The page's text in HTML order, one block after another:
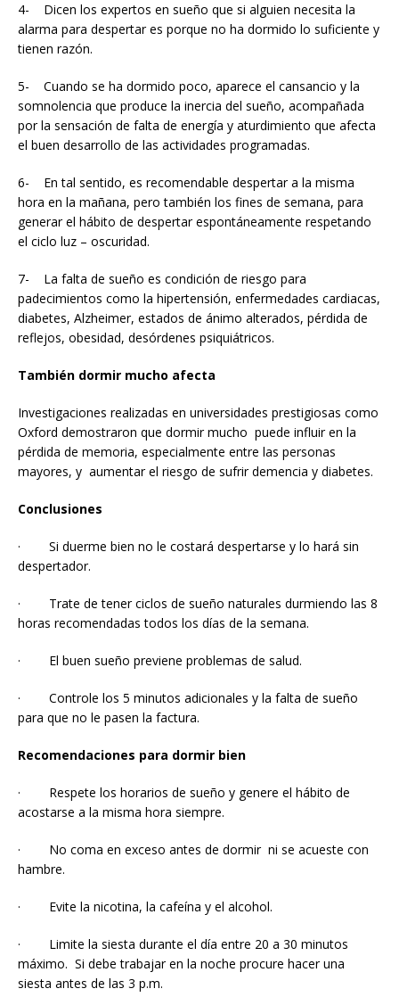
4- Dicen los expertos en sueño que si alguien necesita la
alarma para despertar es porque no ha dormido lo suficiente y
tienen razón.
5- Cuando se ha dormido poco, aparece el cansancio y la
somnolencia que produce la inercia del sueño, acompañada
por la sensación de falta de energía y aturdimiento que afecta
el buen desarrollo de las actividades programadas.
6- En tal sentido, es recomendable despertar a la misma
hora en la mañana, pero también los fines de semana, para
generar el hábito de despertar espontáneamente respetando
el ciclo luz – oscuridad.
7- La falta de sueño es condición de riesgo para
padecimientos como la hipertensión, enfermedades cardiacas,
diabetes, Alzheimer, estados de ánimo alterados, pérdida de
reflejos, obesidad, desórdenes psiquiátricos.
También dormir mucho afecta
Investigaciones realizadas en universidades prestigiosas como
Oxford demostraron que dormir mucho puede influir en la
pérdida de memoria, especialmente entre las personas
mayores, y aumentar el riesgo de sufrir demencia y diabetes.
Conclusiones
· Si duerme bien no le costará despertarse y lo hará sin
despertador.
· Trate de tener ciclos de sueño naturales durmiendo las 8
horas recomendadas todos los días de la semana.
· El buen sueño previene problemas de salud.
· Controle los 5 minutos adicionales y la falta de sueño
para que no le pasen la factura.
Recomendaciones para dormir bien
· Respete los horarios de sueño y genere el hábito de
acostarse a la misma hora siempre.
· No coma en exceso antes de dormir ni se acueste con
hambre.
· Evite la nicotina, la cafeína y el alcohol.
· Limite la siesta durante el día entre 20 a 30 minutos
máximo. Si debe trabajar en la noche procure hacer una
siesta antes de las 3 p.m.